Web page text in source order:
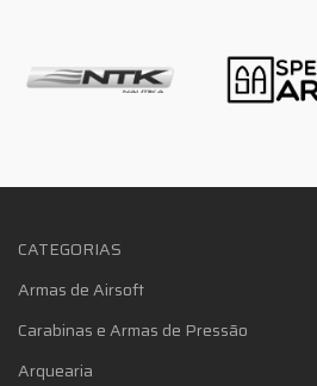
CATEGORIAS
Armas de Airsoft
Carabinas e Armas de Pressão
Arquearia